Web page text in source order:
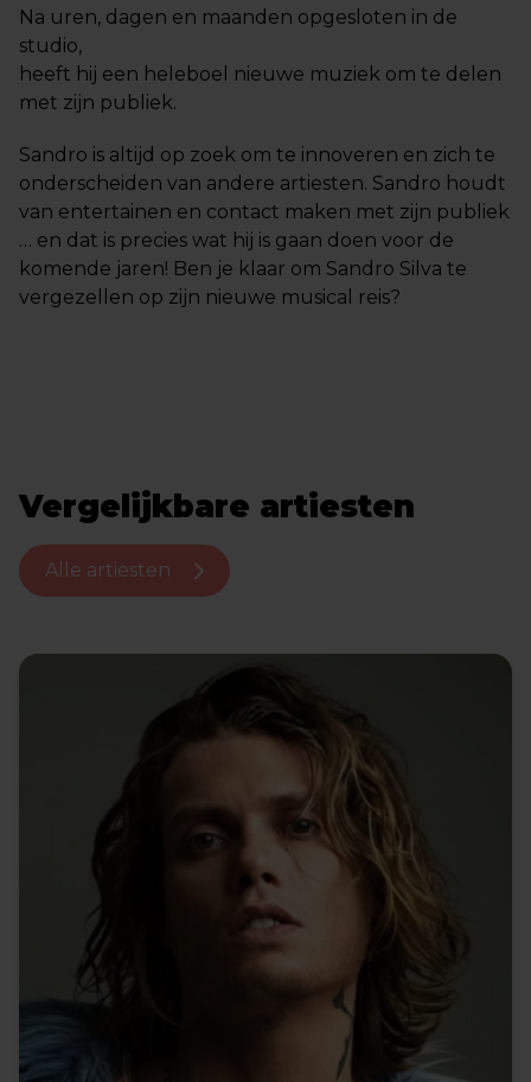
Na uren, dagen en maanden opgesloten in de
studio,
heeft hij een heleboel nieuwe muziek om te delen
met zijn publiek.
Sandro is altijd op zoek om te innoveren en zich te
onderscheiden van andere artiesten. Sandro houdt
van entertainen en contact maken met zijn publiek
… en dat is precies wat hij is gaan doen voor de
komende jaren! Ben je klaar om Sandro Silva te
vergezellen op zijn nieuwe musical reis?
Vergelijkbare artiesten
Alle artiesten